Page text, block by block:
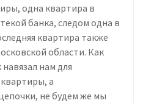
одна квартира в
банка, следом одна в
квартира также
области. Как
нам для
а
не будем же мы